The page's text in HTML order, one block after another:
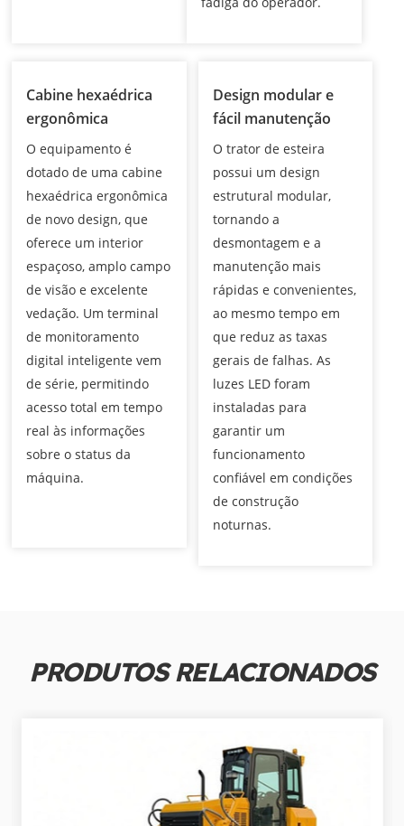
Cabine hexaédrica
ergonômica
O equipamento é
dotado de uma cabine
hexaédrica ergonômica
de novo design, que
oferece um interior
espaçoso, amplo campo
de visão e excelente
vedação. Um terminal
de monitoramento
digital inteligente vem
de série, permitindo
acesso total em tempo
real às informações
sobre o status da
máquina.
Design modular e
fácil manutenção
O trator de esteira
possui um design
estrutural modular,
tornando a
desmontagem e a
manutenção mais
rápidas e convenientes,
ao mesmo tempo em
que reduz as taxas
gerais de falhas. As
luzes LED foram
instaladas para
garantir um
funcionamento
confiável em condições
de construção
noturnas.
PRODUTOS RELACIONADOS